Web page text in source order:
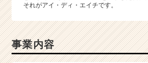
それがアイ・ディ・エイチです。
事業内容